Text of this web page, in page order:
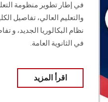
في إطار تطوير منظومة
والتعليم العالي، تفاصيل
نظام البكالوريا الجديد، و
في الثانوية العامة.
اقرأ المزيد